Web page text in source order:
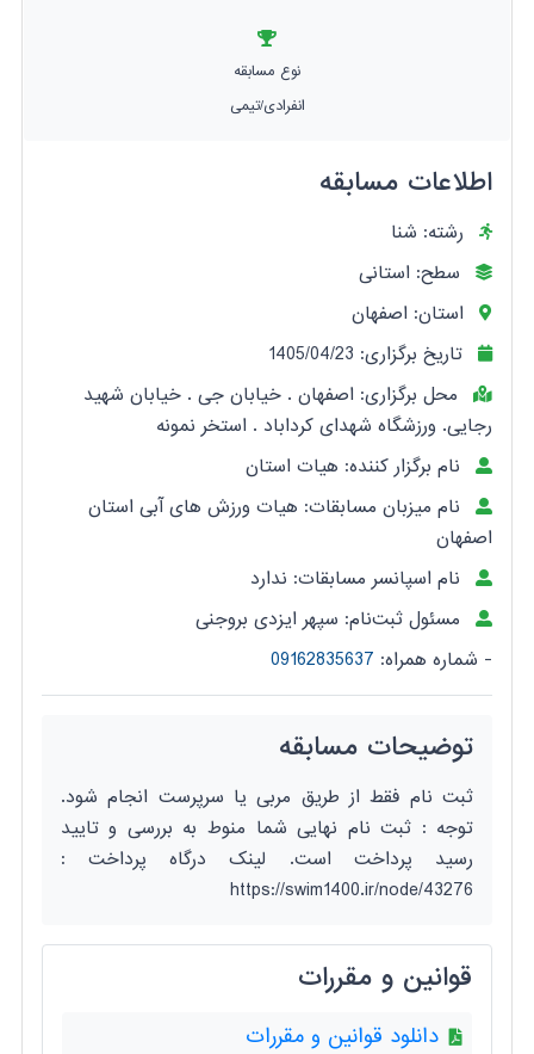
نوع مسابقه
انفرادی/تیمی
اطلاعات مسابقه
رشته: شنا
سطح: استانی
استان: اصفهان
تاریخ برگزاری: 1405/04/23
محل برگزاری: اصفهان . خیابان جی . خیابان شهید
رجایی. ورزشگاه شهدای کرداباد . استخر نمونه
نام برگزار کننده: هیات استان
نام میزبان مسابقات: هیات ورزش های آبی استان
اصفهان
نام اسپانسر مسابقات: ندارد
مسئول ثبت‌نام: سپهر ایزدی بروجنی
- شماره همراه: 09162835637
توضیحات مسابقه
ثبت نام فقط از طریق مربی یا سرپرست انجام شود.
توجه : ثبت نام نهایی شما منوط به بررسی و تایید
رسید پرداخت است. لینک درگاه پرداخت :
https://swim1400.ir/node/43276
قوانین و مقررات
دانلود قوانین و مقررات